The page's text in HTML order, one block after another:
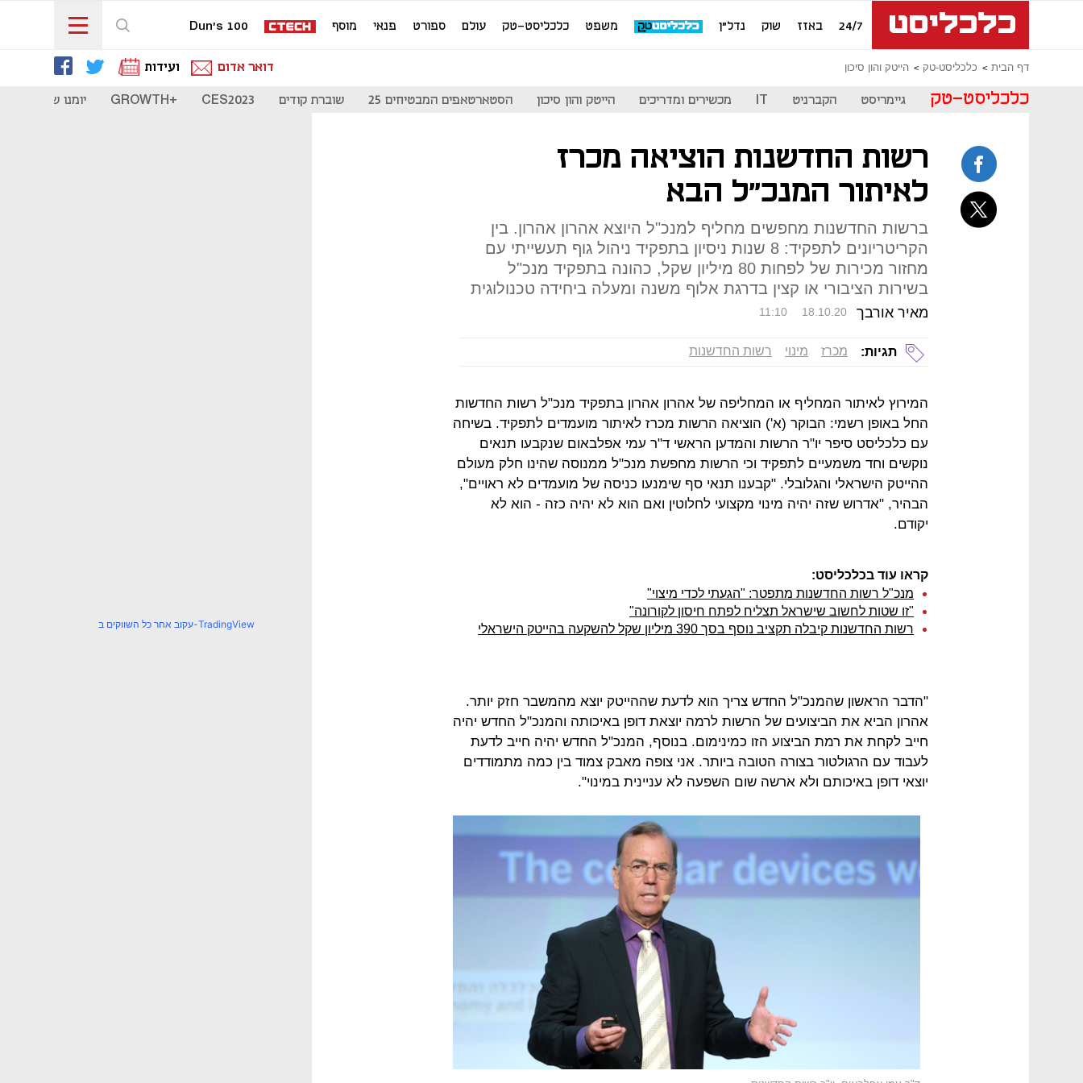
24/7 באזז שוק נדל"ן משפט כלכליסט-טק עולם ספורט פנאי מוסף Dun's 100
דף הבית כלכליסט-טק הייטק והון סיכון דואר אדום ועידות
כלכליסט-טק גיימריסט הקברניט IT מכשירים ומדריכים הייטק והון סיכון הסטארטאפים המבטיחים 25 שוברת קודים CES2023
+GROWTH יומנו של
רשות החדשנות הוציאה מכרז
לאיתור המנכ״ל הבא
ברשות החדשנות מחפשים מחליף למנכ"ל היוצא אהרון אהרון. בין
הקריטריונים לתפקיד: 8 שנות ניסיון בתפקיד ניהול גוף תעשייתי עם
מחזור מכירות של לפחות 80 מיליון שקל, כהונה בתפקיד מנכ"ל
בשירות הציבורי או קצין בדרגת אלוף משנה ומעלה ביחידה טכנולוגית
מאיר אורבך 11:10 18.10.20
תגיות: מכרז מינוי רשות החדשנות
המירוץ לאיתור המחליף או המחליפה של אהרון אהרון בתפקיד מנכ"ל רשות החדשות
החל באופן רשמי: הבוקר (א') הוציאה הרשות מכרז לאיתור מועמדים לתפקיד. בשיחה
עם כלכליסט סיפר יו"ר הרשות והמדען הראשי ד"ר עמי אפלבאום שנקבעו תנאים
נוקשים וחד משמעיים לתפקיד וכי הרשות מחפשת מנכ"ל ממנוסה שהינו חלק מעולם
ההייטק הישראלי והגלובלי. "קבענו תנאי סף שימנעו כניסה של מועמדים לא ראויים",
הבהיר, "אדרוש שזה יהיה מינוי מקצועי לחלוטין ואם הוא לא יהיה כזה - הוא לא
יקודם.
קראו עוד בכלכליסט:
מנכ"ל רשות החדשנות מתפטר: "הגעתי לכדי מיצוי"
"זו שטות לחשוב שישראל תצליח לפתח חיסון לקורונה"
רשות החדשנות קיבלה תקציב נוסף בסך 390 מיליון שקל להשקעה בהייטק הישראלי
"הדבר הראשון שהמנכ"ל החדש צריך הוא לדעת שההייטק יוצא מהמשבר חזק יותר.
אהרון הביא את הביצועים של הרשות לרמה יוצאת דופן באיכותה והמנכ"ל החדש יהיה
חייב לקחת את רמת הביצוע הזו כמינימום. בנוסף, המנכ"ל החדש יהיה חייב לדעת
לעבוד עם הרגולטור בצורה הטובה ביותר. אני צופה מאבק צמוד בין כמה מתמודדים
יוצאי דופן באיכותם ולא ארשה שום השפעה לא עניינית במינוי".
עקוב אחר כל השווקים ב-TradingView